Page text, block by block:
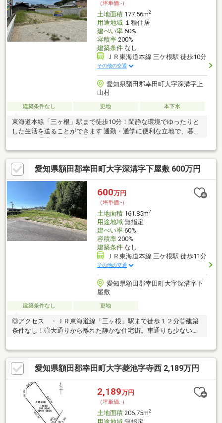
（坪単価:-）
土地面積177.56m2
用途地域１種住居
建ぺい率60%
容積率200%
建築条件なし
ＪＲ東海道本線 三ケ根駅 徒歩10分
その他の交通
愛知県額田郡幸田町大字深溝字上
山村
建築条件なし 更地 本下水
東海道本線「三ヶ根」駅まで徒歩10分！閑静な環境でゆったりと
した生活を送ることができます 通勤・通学に便利な立地で、暮ら
ウスメーカーで、こだわりの家づくりをお楽しみください！＼お
客様の物件のご希望をお聞かせください！/資料請求・案内予約は
もちろん、気になったことなど何でもお気軽にお問い合わせくだ
さい。お待ちしております（＾＾）
愛知県額田郡幸田町大字深溝字下屋敷 600万円
600万円
（坪単価:-）
土地面積161.85m2
用途地域無指定
建ぺい率60%
容積率200%
建築条件なし
ＪＲ東海道本線 三ケ根駅 徒歩11分
その他の交通
愛知県額田郡幸田町大字深溝字下
屋敷
建築条件なし 更地
◎アクセス ・ＪＲ東海道線「三ヶ根」駅まで徒歩１２分◎建築
条件なし！◎大通りから離れた静かな住宅街。車通りも少ない安
中学校・・徒歩１６分 ファミリーマート・・徒歩１３分
愛知県額田郡幸田町大字菱池字寺西 2,189万円
2,189万円
（坪単価:-）
土地面積206.75m2